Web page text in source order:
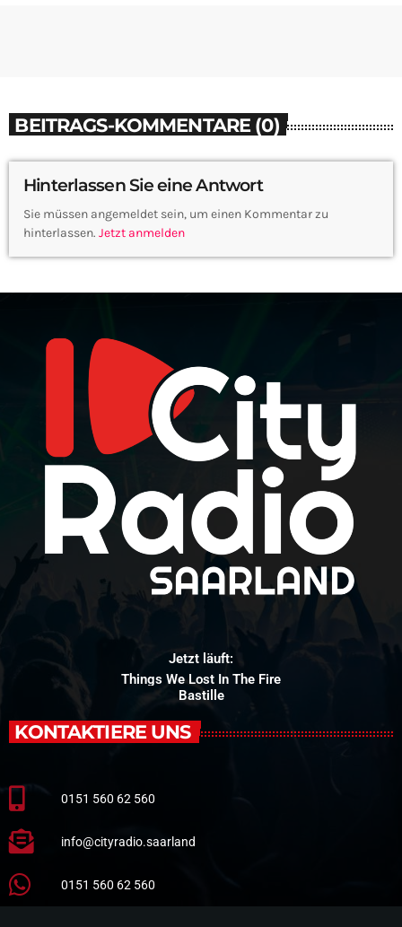
BEITRAGS-KOMMENTARE (0)
Hinterlassen Sie eine Antwort
Sie müssen angemeldet sein, um einen Kommentar zu
hinterlassen. Jetzt anmelden
Jetzt läuft:
Things We Lost In The Fire
Bastille
KONTAKTIERE UNS
0151 560 62 560
info@cityradio.saarland
0151 560 62 560